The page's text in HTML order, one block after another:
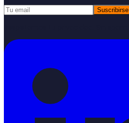
Suscribirse